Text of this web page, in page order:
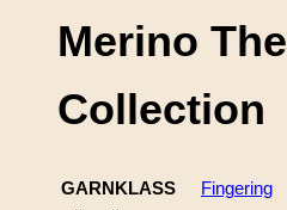
Merino The
Collection
GARNKLASS
Fingering